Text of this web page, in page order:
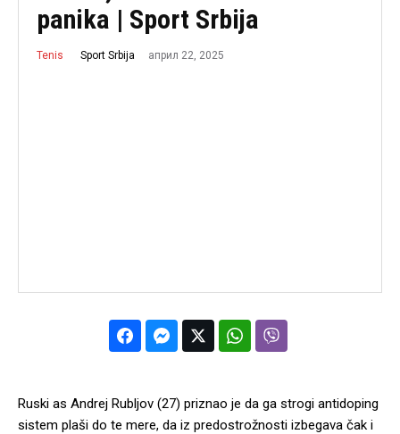
panika | Sport Srbija
Tenis Sport Srbija април 22, 2025
Ruski as Andrej Rubljov (27) priznao je da ga strogi antidoping
sistem plaši do te mere, da iz predostrožnosti izbegava čak i